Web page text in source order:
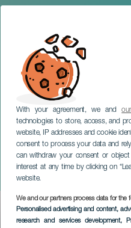
With your agreement, we and
technologies to store, access, and
website, IP addresses and cookie
consent to process your data and
can withdraw your consent or
interest at any time by clicking on
website.
We and our partners process data for the
Personalised advertising and content,
research and services development,
Buchbinder
Proyecto
GRAN CANARIA
Imagen
Listado